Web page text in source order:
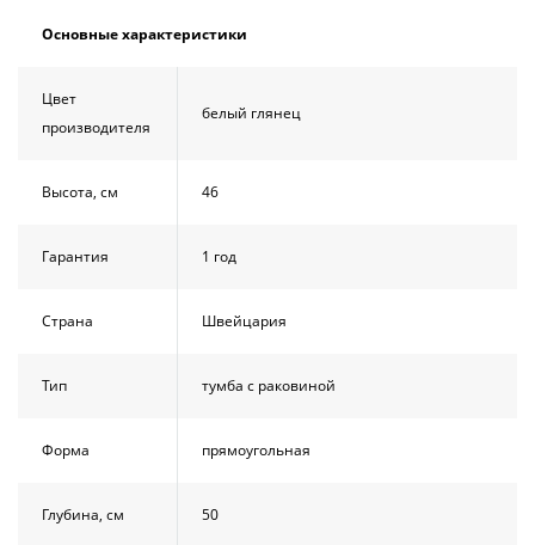
уголок
1-120/90-
P-Cr без
уголок
1-120/90-
P-Cr без
Основные характеристики
Цвет
производителя
белый глянец
Высота, см 46
Гарантия 1 год
Страна Швейцария
Тип тумба с раковиной
Форма прямоугольная
Глубина, см 50